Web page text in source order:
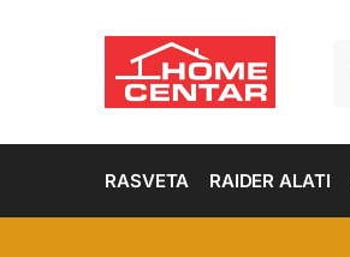
RASVETA RAIDER ALATI